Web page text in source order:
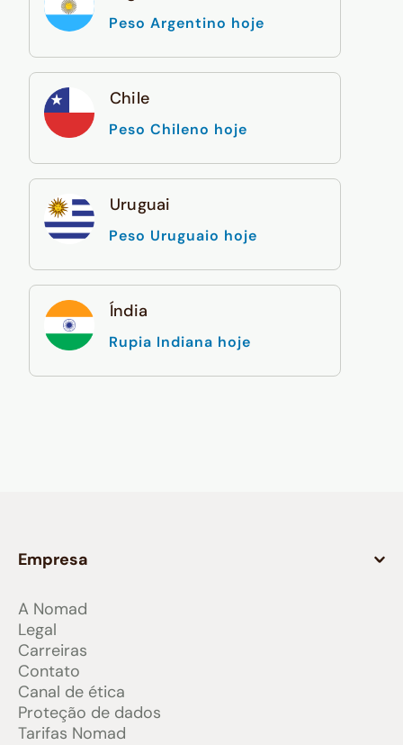
Peso Argentino hoje
Chile
Peso Chileno hoje
Uruguai
Peso Uruguaio hoje
Índia
Rupia Indiana hoje
Empresa
A Nomad
Legal
Carreiras
Contato
Canal de ética
Proteção de dados
Tarifas Nomad